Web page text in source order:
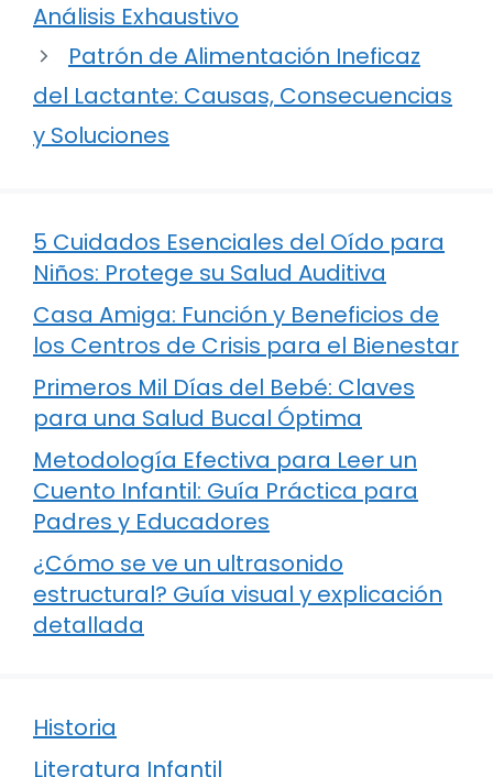
Análisis Exhaustivo
Patrón de Alimentación Ineficaz
del Lactante: Causas, Consecuencias
y Soluciones
5 Cuidados Esenciales del Oído para
Niños: Protege su Salud Auditiva
Casa Amiga: Función y Beneficios de
los Centros de Crisis para el Bienestar
Primeros Mil Días del Bebé: Claves
para una Salud Bucal Óptima
Metodología Efectiva para Leer un
Cuento Infantil: Guía Práctica para
Padres y Educadores
¿Cómo se ve un ultrasonido
estructural? Guía visual y explicación
detallada
Historia
Literatura Infantil